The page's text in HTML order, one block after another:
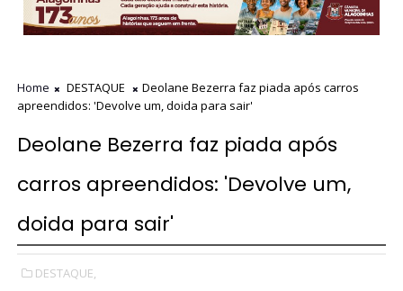
Home DESTAQUE
Deolane Bezerra faz piada após carros
apreendidos: 'Devolve um, doida para sair'
Deolane Bezerra faz piada após
carros apreendidos: 'Devolve um,
doida para sair'
DESTAQUE,